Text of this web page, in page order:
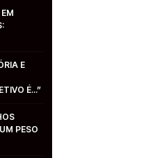
E
É...”
PESO